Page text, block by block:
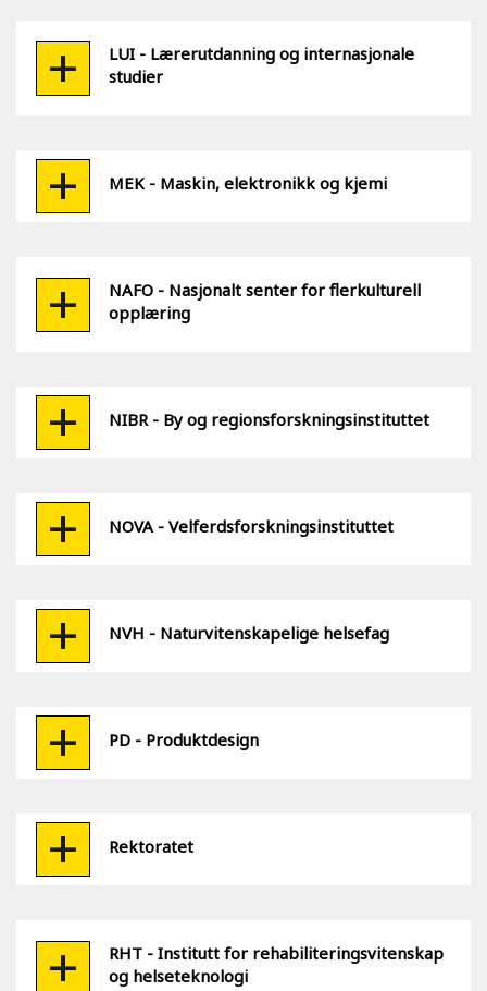
LUI - Lærerutdanning og internasjonale
studier
MEK - Maskin, elektronikk og kjemi
NAFO - Nasjonalt senter for flerkulturell
opplæring
NIBR - By og regionsforskningsinstituttet
NOVA - Velferdsforskningsinstituttet
NVH - Naturvitenskapelige helsefag
PD - Produktdesign
Rektoratet
RHT - Institutt for rehabiliteringsvitenskap
og helseteknologi